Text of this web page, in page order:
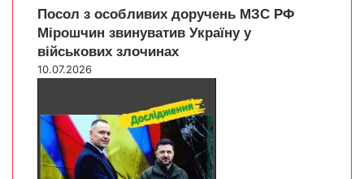
Посол з особливих доручень МЗС РФ
Мірошчин звинуватив Україну у
військових злочинах
10.07.2026